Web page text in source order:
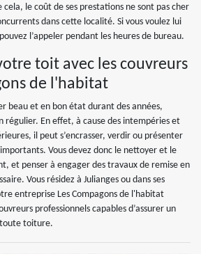
le coût de ses prestations ne sont pas cher
dans cette localité. Si vous voulez lui
l’appeler pendant les heures de bureau.
toit avec les couvreurs
de l'habitat
beau et en bon état durant des années,
régulier. En effet, à cause des intempéries et
il peut s’encrasser, verdir ou présenter
Vous devez donc le nettoyer et le
et penser à engager des travaux de remise en
Vous résidez à Julianges ou dans ses
entreprise Les Compagons de l'habitat
professionnels capables d’assurer un
toiture.